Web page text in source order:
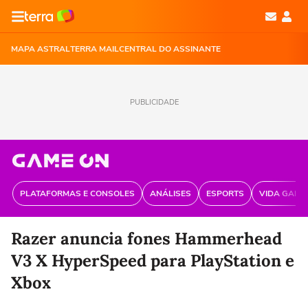
MAPA ASTRALTERRA MAILCENTRAL DO ASSINANTE
PUBLICIDADE
PLATAFORMAS E CONSOLES ANÁLISES ESPORTS VIDA
Razer anuncia fones Hammerhead
V3 X HyperSpeed para PlayStation e
Xbox